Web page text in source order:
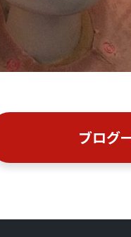
ブログ